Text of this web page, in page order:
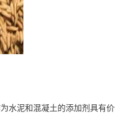
水泥和混凝土的添加剂具有